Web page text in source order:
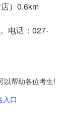
）0.6km
电话：027-
以帮助各位考生!
入口